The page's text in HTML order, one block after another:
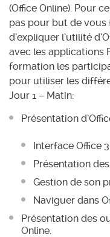
(Office Online). Pour
pas pour but de
d’expliquer l’utilité
avec les applications
formation les
pour utiliser les
Jour 1 – Matin:
Présentation
Interface Office
Présentation
Gestion de son
Naviguer dans
Présentation des
Online.